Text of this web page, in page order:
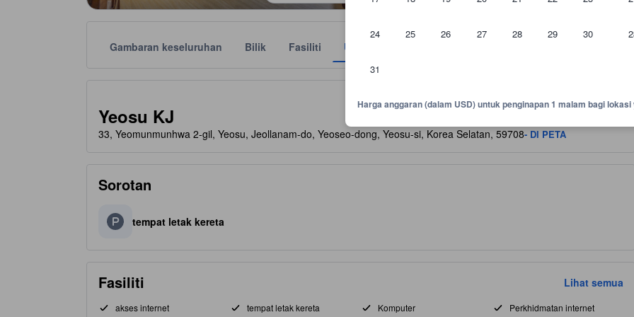
24 25 26 27 28 29 30
31
Harga anggaran (dalam USD) untuk penginapan 1 malam bagi
Gambaran keseluruhan Bilik Fasiliti Ulasan
Yeosu KJ
33, Yeomunmunhwa 2-gil, Yeosu, Jeollanam-do, Yeoseo-dong, Yeosu-si, Korea Selatan, 59708- DI PETA
Sorotan
tempat letak kereta
Fasiliti Lihat semua
akses internet tempat letak kereta Komputer Perkhidmatan internet